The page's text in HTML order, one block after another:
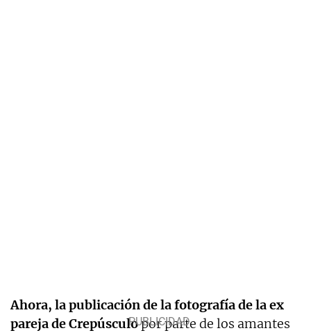
Ahora, lapublicación de la fotografía de la ex
pareja de Crepúsculopor parte de los amantes